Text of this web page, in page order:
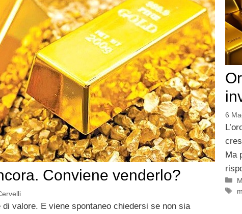
Conviene venderlo?
di valore. E viene spontaneo chiedersi se non sia
6
Ma